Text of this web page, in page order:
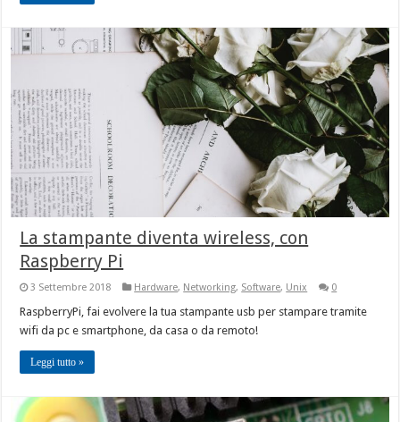
La stampante diventa wireless, con
Raspberry Pi
3 Settembre 2018 Hardware, Networking, Software, Unix 0
RaspberryPi, fai evolvere la tua stampante usb per stampare tramite
wifi da pc e smartphone, da casa o da remoto!
Leggi tutto »